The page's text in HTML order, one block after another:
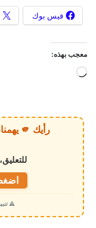
فيس بوك
معجب بهذه:
ي
م
ي
رأيك
⚠️